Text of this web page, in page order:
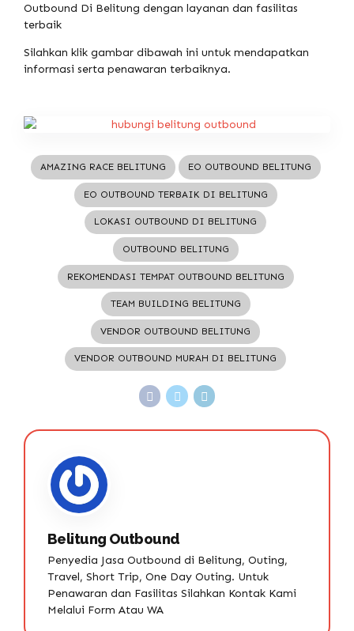
Outbound Di Belitung dengan layanan dan fasilitas
terbaik
Silahkan klik gambar dibawah ini untuk mendapatkan
informasi serta penawaran terbaiknya.
AMAZING RACE BELITUNG EO OUTBOUND BELITUNG
EO OUTBOUND TERBAIK DI BELITUNG
LOKASI OUTBOUND DI BELITUNG
OUTBOUND BELITUNG
REKOMENDASI TEMPAT OUTBOUND BELITUNG
TEAM BUILDING BELITUNG
VENDOR OUTBOUND BELITUNG
VENDOR OUTBOUND MURAH DI BELITUNG
Belitung Outbound
Penyedia Jasa Outbound di Belitung, Outing,
Travel, Short Trip, One Day Outing. Untuk
Penawaran dan Fasilitas Silahkan Kontak Kami
Melalui Form Atau WA